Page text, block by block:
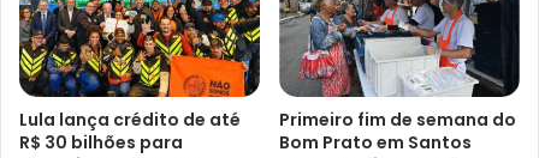
Lula lança crédito de até
R$ 30 bilhões para
Primeiro fim de semana do
Bom Prato em Santos